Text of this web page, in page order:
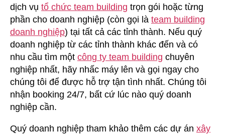
dịch vụ tổ chức team building trọn gói hoặc từng
phần cho doanh nghiệp (còn gọi là team building
doanh nghiệp) tại tất cả các tỉnh thành. Nếu quý
doanh nghiệp từ các tỉnh thành khác đến và có
nhu cầu tìm một công ty team building chuyên
nghiệp nhất, hãy nhấc máy lên và gọi ngay cho
chúng tôi để được hỗ trợ tận tình nhất. Chúng tôi
nhận booking 24/7, bất cứ lúc nào quý doanh
nghiệp cần.
Quý doanh nghiệp tham khảo thêm các dự án xây